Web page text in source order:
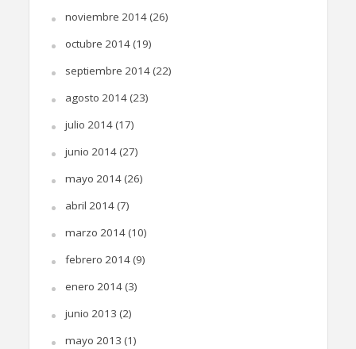
noviembre 2014(26)
octubre 2014(19)
septiembre 2014(22)
agosto 2014(23)
julio 2014(17)
junio 2014(27)
mayo 2014(26)
abril 2014(7)
marzo 2014(10)
febrero 2014(9)
enero 2014(3)
junio 2013 (2)
mayo 2013 (1)